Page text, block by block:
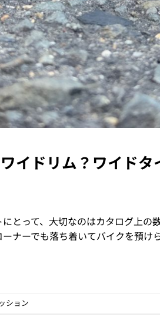
イドリム？ワイド
とって、大切なのはカタログ上の
ナーでも落ち着いてバイクを預け
ション